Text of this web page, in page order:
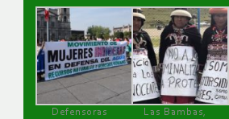
Defensoras
Las Bambas,